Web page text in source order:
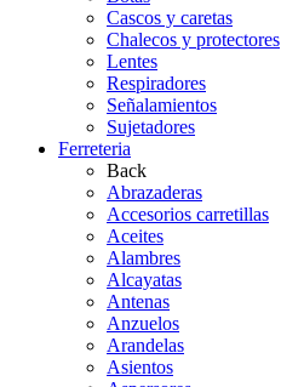
Cascos y caretas
Chalecos y protectores
Lentes
Respiradores
Señalamientos
Sujetadores
Ferreteria
Back
Abrazaderas
Accesorios carretillas
Aceites
Alambres
Alcayatas
Antenas
Anzuelos
Arandelas
Asientos